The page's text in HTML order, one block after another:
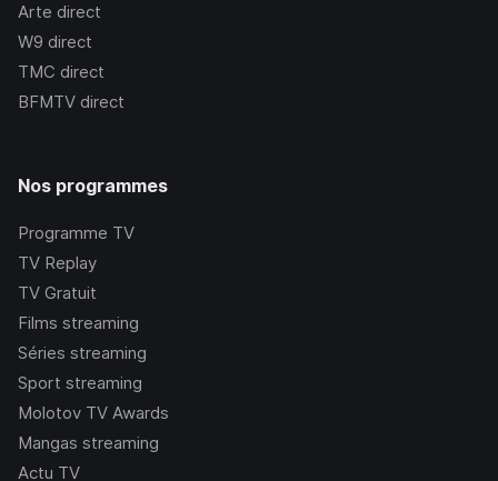
Arte direct
W9 direct
TMC direct
BFMTV direct
Nos programmes
Programme TV
TV Replay
TV Gratuit
Films streaming
Séries streaming
Sport streaming
Molotov TV Awards
Mangas streaming
Actu TV